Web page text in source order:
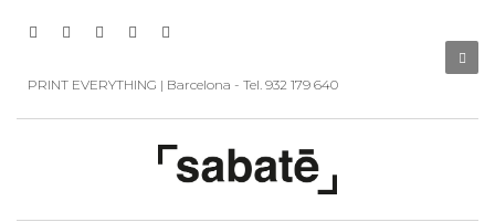
PRINT EVERYTHING | Barcelona - Tel. 932 179 640